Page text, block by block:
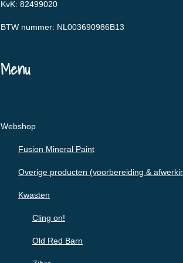
KvK: 82499020
BTW nummer: NL003690986B13
Menu
Webshop
Fusion Mineral Paint
Overige producten (voorbereiding &
Kwasten
Cling on!
Old Red Barn